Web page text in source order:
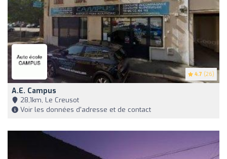
4.7 (26)
A.e. Campus
28,1km, Le Creusot
Voir les données d'adresse et de contact